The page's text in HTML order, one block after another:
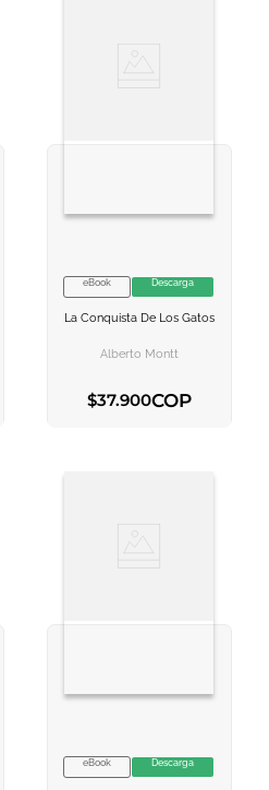
VER INFORMACION
eBook Descarga
La Conquista De Los Gatos
Alberto Montt
$37.900COP
VER INFORMACION
eBook Descarga